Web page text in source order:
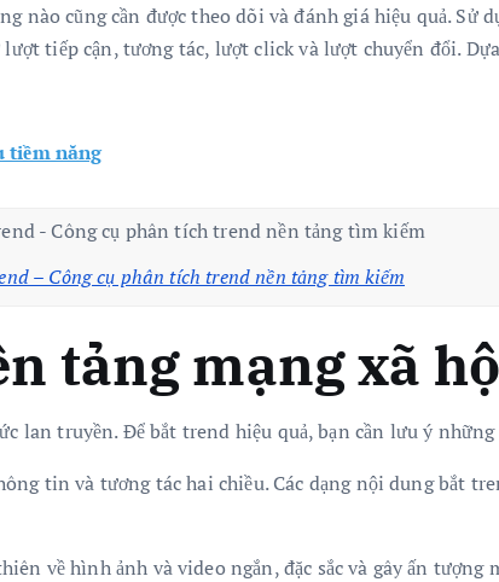
nào cũng cần được theo dõi và đánh giá hiệu quả. Sử
tiếp cận, tương tác, lượt click và lượt chuyển đổi.
tiềm năng
– Công cụ phân tích trend nền tảng tìm kiếm
tảng mạng xã
lan truyền. Để bắt trend hiệu quả, bạn cần lưu ý những
tin và tương tác hai chiều. Các dạng nội dung bắt
về hình ảnh và video ngắn, đặc sắc và gây ấn